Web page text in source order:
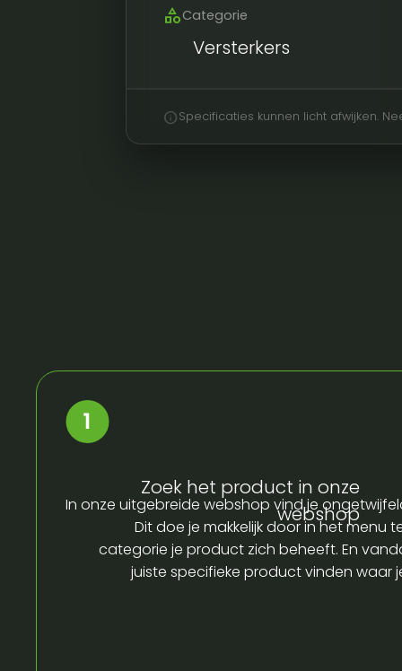
categoryCategorie
Versterkers
infoSpecificaties kunnen licht afwijken.
Zoek het product in onze
webshop
In onze uitgebreide webshop vind je
Dit doe je makkelijk door in het menu
categorie je product zich beheeft. En
juiste specifieke product vinden waar